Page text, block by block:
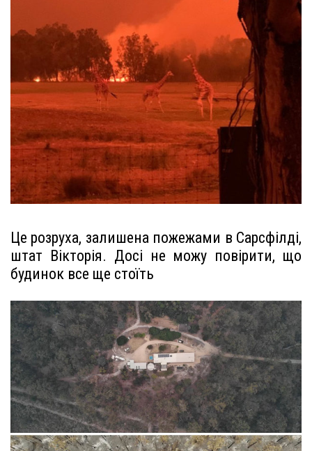
Це розруха, залишена пожежами в Сарсфілді,
штат Вікторія. Досі не можу повірити, що
будинок все ще стоїть